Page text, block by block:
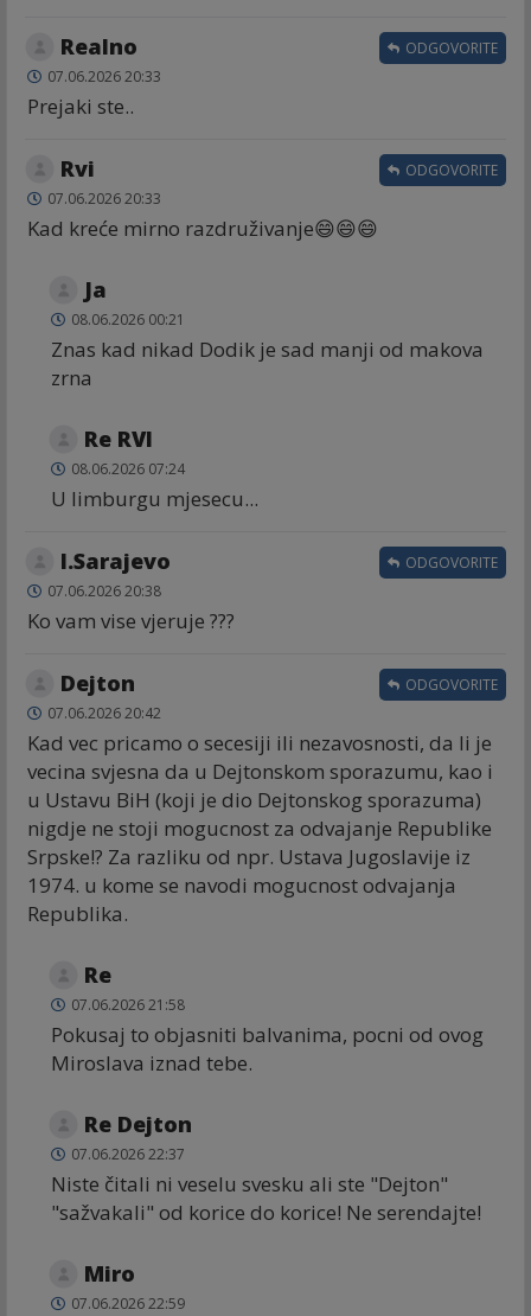
Realno
07.06.2026 20:33
Prejaki ste..
ODGOVORITE
Rvi
07.06.2026 20:33
Kad kreće mirno razdruživanje😄😄😄
ODGOVORITE
Ja
08.06.2026 00:21
Znas kad nikad Dodik je sad manji od makova
zrna
Re RVI
08.06.2026 07:24
U limburgu mjesecu...
I.Sarajevo
07.06.2026 20:38
Ko vam vise vjeruje ???
ODGOVORITE
Dejton
07.06.2026 20:42
Kad vec pricamo o secesiji ili nezavosnosti, da li je
vecina svjesna da u Dejtonskom sporazumu, kao i
u Ustavu BiH (koji je dio Dejtonskog sporazuma)
nigdje ne stoji mogucnost za odvajanje Republike
Srpske!? Za razliku od npr. Ustava Jugoslavije iz
1974. u kome se navodi mogucnost odvajanja
Republika.
ODGOVORITE
Re
07.06.2026 21:58
Pokusaj to objasniti balvanima, pocni od ovog
Miroslava iznad tebe.
Re Dejton
07.06.2026 22:37
Niste čitali ni veselu svesku ali ste "Dejton"
"sažvakali" od korice do korice! Ne serendajte!
Miro
07.06.2026 22:59